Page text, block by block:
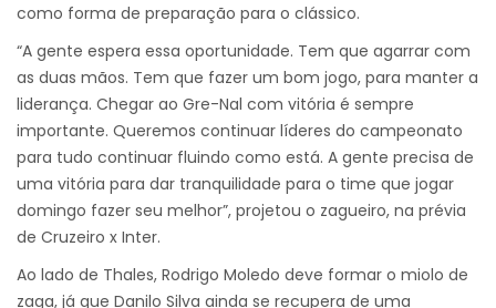
como forma de preparação para o clássico.
“A gente espera essa oportunidade. Tem que agarrar com
as duas mãos. Tem que fazer um bom jogo, para manter a
liderança. Chegar ao Gre-Nal com vitória é sempre
importante. Queremos continuar líderes do campeonato
para tudo continuar fluindo como está. A gente precisa de
uma vitória para dar tranquilidade para o time que jogar
domingo fazer seu melhor”, projetou o zagueiro, na prévia
de Cruzeiro x Inter.
Ao lado de Thales, Rodrigo Moledo deve formar o miolo de
zaga, já que Danilo Silva ainda se recupera de uma